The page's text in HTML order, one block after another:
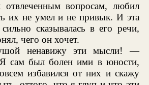
отвлеченным вопросам, любил
их не умел и не привык. И эта
сказывалась в его речи,
чего он хочет.
ненавижу эти мысли! —
сам был болен ими в юности,
избавился от них и скажу